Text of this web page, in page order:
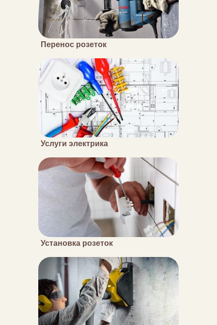
Перенос розеток
Услуги электрика
Установка розеток